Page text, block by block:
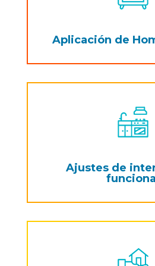
Aplicación de
Ajustes de
funcional